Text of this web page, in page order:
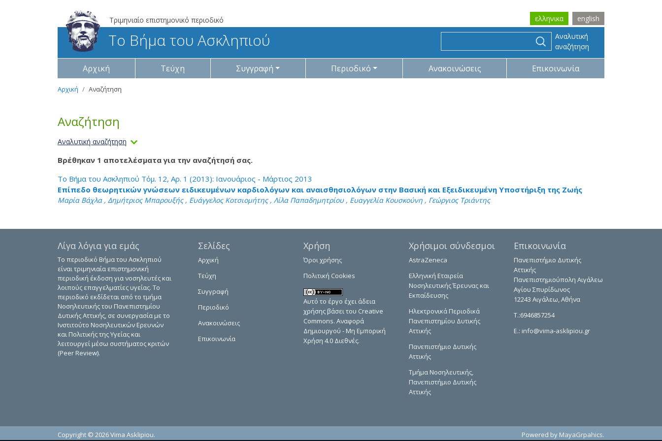
Τριμηνιαίο επιστημονικό περιοδικό ελληνικα english
Το Βήμα του Ασκληπιού
Αναλυτική
αναζήτηση
Αρχική Τεύχη Συγγραφή Περιοδικό Ανακοινώσεις Επικοινωνία
Αρχική Αναζήτηση
Αναζήτηση
Αναλυτική αναζήτηση
Βρέθηκαν 1 αποτελέσματα για την αναζήτησή σας.
Το Βήμα του Ασκληπιού Τόμ. 12, Αρ. 1 (2013): Ιανουάριος - Μάρτιος 2013
Επίπεδο θεωρητικών γνώσεων ειδικευμένων καρδιολόγων και αναισθησιολόγων στην Βασική και Εξειδικευμένη Υποστήριξη της Ζωής
Μαρία Βάχλα , Δημήτριος Μπαρουξής , Ευάγγελος Κοτσιομήτης , Λίλα Παπαδημητρίου , Ευαγγελία Κουσκούνη , Γεώργιος Τριάντης
Λίγα λόγια για εμάς
Το περιοδικό Βήμα του Ασκληπιού
είναι τριμηνιαία επιστημονική
περιοδική έκδοση για νοσηλευτές και
λοιπούς επαγγελματίες υγείας. Το
περιοδικό εκδίδεται από το τμήμα
Νοσηλευτικής του Πανεπιστημίου
Δυτικής Αττικής, σε συνεργασία με το
Ινστιτούτο Νοσηλευτικών Ερευνών
και Πολιτικής της Υγείας και
λειτουργεί μέσω συστήματος κριτών
(Peer Review).
Σελίδες
Αρχική
Τεύχη
Συγγραφή
Περιοδικό
Ανακοινώσεις
Επικοινωνία
Χρήση
Όροι χρήσης
Πολιτική Cookies
Αυτό το έργο έχει άδεια
χρήσης βάσει του Creative
Commons. Αναφορά
Δημιουργού - Μη Εμπορική
Χρήση 4.0 Διεθνές.
Χρήσιμοι σύνδεσμοι
AstraZeneca
Ελληνική Εταιρεία
Νοσηλευτικής Έρευνας και
Εκπαίδευσης
Ηλεκτρονικά Περιοδικά
Πανεπιστημίου Δυτικής
Αττικής
Πανεπιστήμιο Δυτικής
Αττικής
Τμήμα Νοσηλευτικής,
Πανεπιστήμιο Δυτικής
Αττικής
Επικοινωνία
Πανεπιστήμιο Δυτικής
Αττικής
Πανεπιστημιούπολη Αιγάλεω
Αγίου Σπυρίδωνος
12243 Αιγάλεω, Αθήνα
T.:6946857254
E.: info@vima-asklipiou.gr
Copyright © 2026 Vima Asklipiou. Powered by MayaGrpahics.